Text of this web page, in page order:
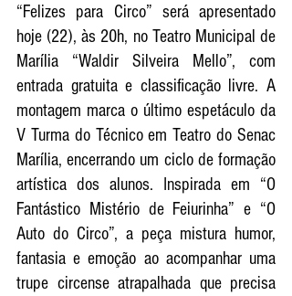
“Felizes para Circo” será apresentado
hoje (22), às 20h, no Teatro Municipal de
Marília “Waldir Silveira Mello”, com
entrada gratuita e classificação livre. A
montagem marca o último espetáculo da
V Turma do Técnico em Teatro do Senac
Marília, encerrando um ciclo de formação
artística dos alunos. Inspirada em “O
Fantástico Mistério de Feiurinha” e “O
Auto do Circo”, a peça mistura humor,
fantasia e emoção ao acompanhar uma
trupe circense atrapalhada que precisa